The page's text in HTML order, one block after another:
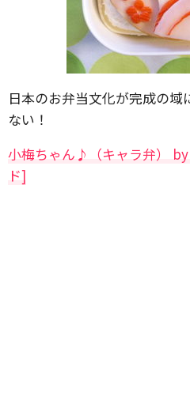
日本のお弁当文化が完成の
ない！
小梅ちゃん♪（キャラ弁）
ド]